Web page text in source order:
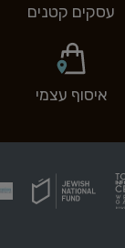
עסקים קטנים
איסוף עצמי